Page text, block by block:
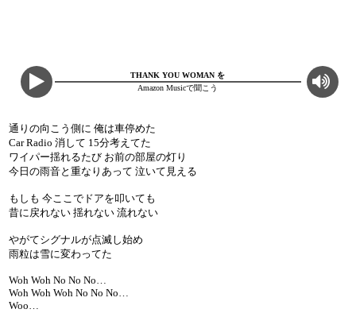
THANK YOU WOMAN を
Amazon Musicで聞こう
通りの向こう側に 俺は車停めた
Car Radio 消して 15分考えてた
ワイパー揺れるたび お前の部屋の灯り
今日の雨音と重なりあって 泣いて見える
もしも 今ここでドアを叩いても
昔に戻れない 揺れない 流れない
やがてシグナルが点滅し始め
雨粒は雪に変わってた
Woh Woh No No No…
Woh Woh Woh No No No…
Woo…